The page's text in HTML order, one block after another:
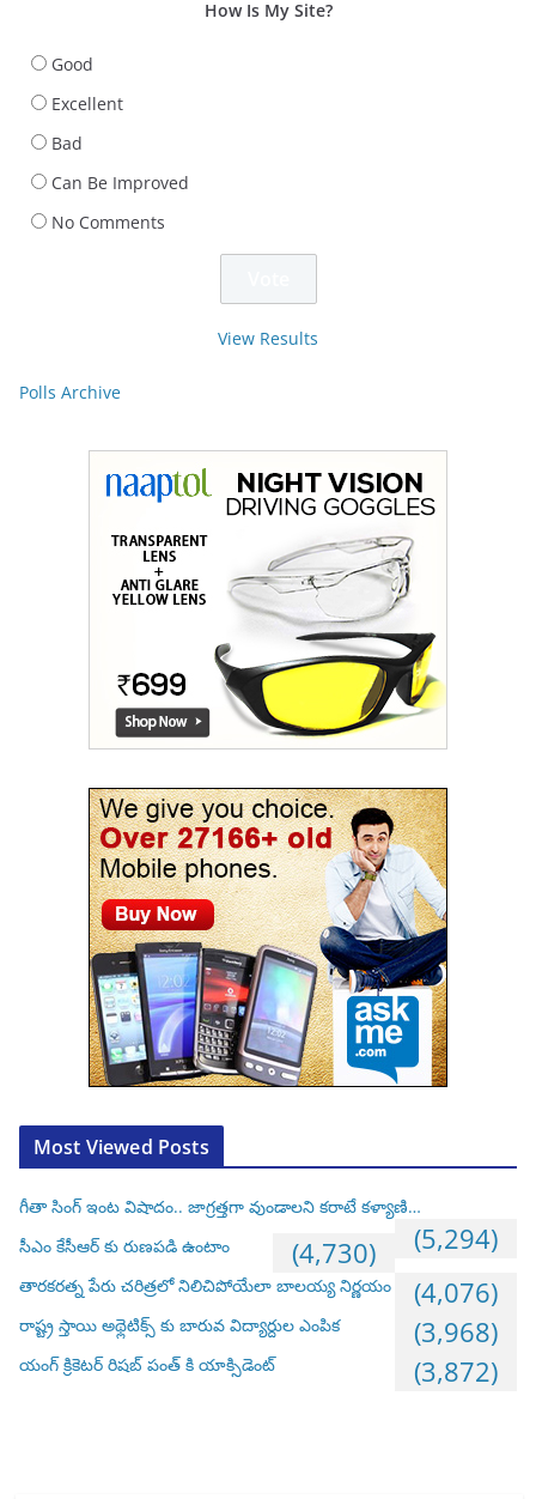
How Is My Site?
Good
Excellent
Bad
Can Be Improved
No Comments
View Results
Polls Archive
Most Viewed Posts
గీతా సింగ్ ఇంట విషాదం.. జాగ్రత్తగా వుండాలని కరాటే కళ్యాణి…
(5,294)
సీఎం కేసీఆర్ కు రుణపడి ఉంటాం (4,730)
తారకరత్న పేరు చరిత్రలో నిలిచిపోయేలా బాలయ్య నిర్ణయం (4,076)
రాష్ట్ర స్తాయి అథ్లెటిక్స్ కు బారువ విద్యార్దుల ఎంపిక (3,968)
యంగ్ క్రికెటర్ రిషబ్ పంత్ కి యాక్సిడెంట్ (3,872)